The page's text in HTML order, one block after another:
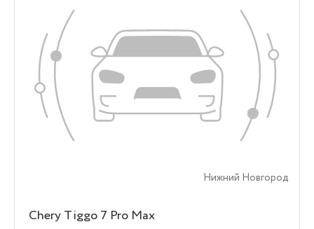
Нижний Новгород
Chery Tiggo 7 Pro Max